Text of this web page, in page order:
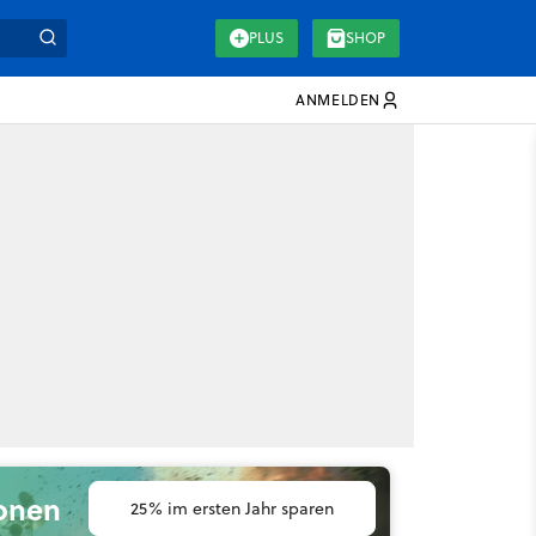
PLUS SHOP
ANMELDEN
25% im ersten Jahr sparen